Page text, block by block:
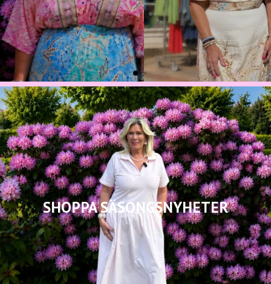
SHOPPA SÄSONGSNYHETER